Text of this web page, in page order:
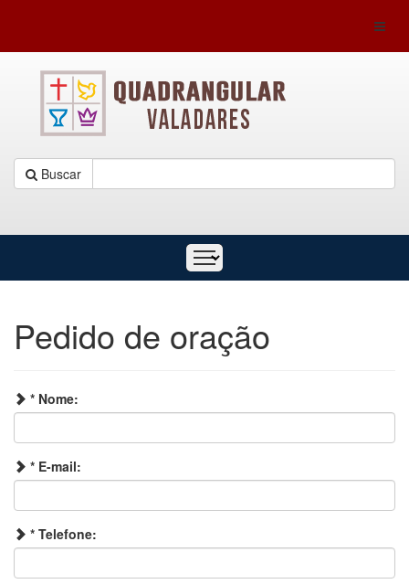
Buscar
Pedido de oração
* Nome:
* E-mail:
* Telefone: